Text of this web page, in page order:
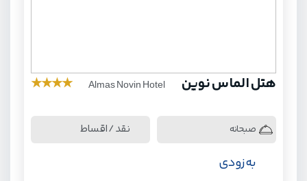
هتل الماس نوین Almas Novin Hotel
★
★
★
★
صبحانه نقد / اقساط
به زودی